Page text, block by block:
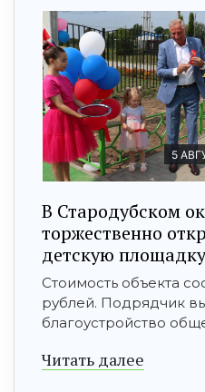
5
В Стародубском
торжественно
детскую площадку
Стоимость объекта
рублей. Подрядчик
благоустройство
Читать далее